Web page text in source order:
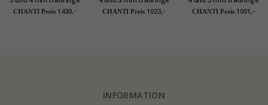
aus 9 Karat Gold 0,03
CHANTI Preis 1430,-
aus 9 Karat Gold - set
CHANTI Preis 1023,-
aus 9 Karat Gold - set
CHANTI Preis 1001,-
INFORMATION